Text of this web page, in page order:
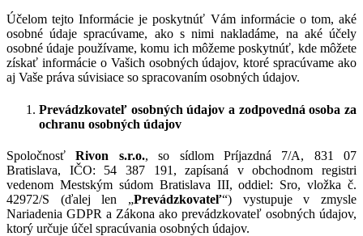
Účelom tejto Informácie je poskytnúť Vám informácie o tom, aké
osobné údaje spracúvame, ako s nimi nakladáme, na aké účely
osobné údaje používame, komu ich môžeme poskytnúť, kde môžete
získať informácie o Vašich osobných údajov, ktoré spracúvame ako
aj Vaše práva súvisiace so spracovaním osobných údajov.
Prevádzkovateľ osobných údajov a zodpovedná osoba za
ochranu osobných údajov
SpoločnosťRivon s.r.o., so sídlom Príjazdná 7/A, 831 07
Bratislava, IČO: 54 387 191, zapísaná v
obchodnom registri
vedenom Mestským súdom Bratislava III, oddiel: Sro, vložka č.
42972/S (ďalej len „Prevádzkovateľ“) vystupuje v zmysle
Nariadenia GDPR a Zákona ako prevádzkovateľ osobných údajov,
ktorý určuje účel spracúvania osobných údajov.